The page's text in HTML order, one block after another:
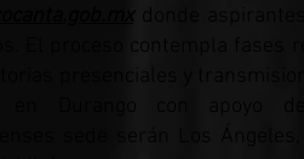
donde
El proceso contempla fases
presenciales y
en Durango con apoyo
sede serán Los